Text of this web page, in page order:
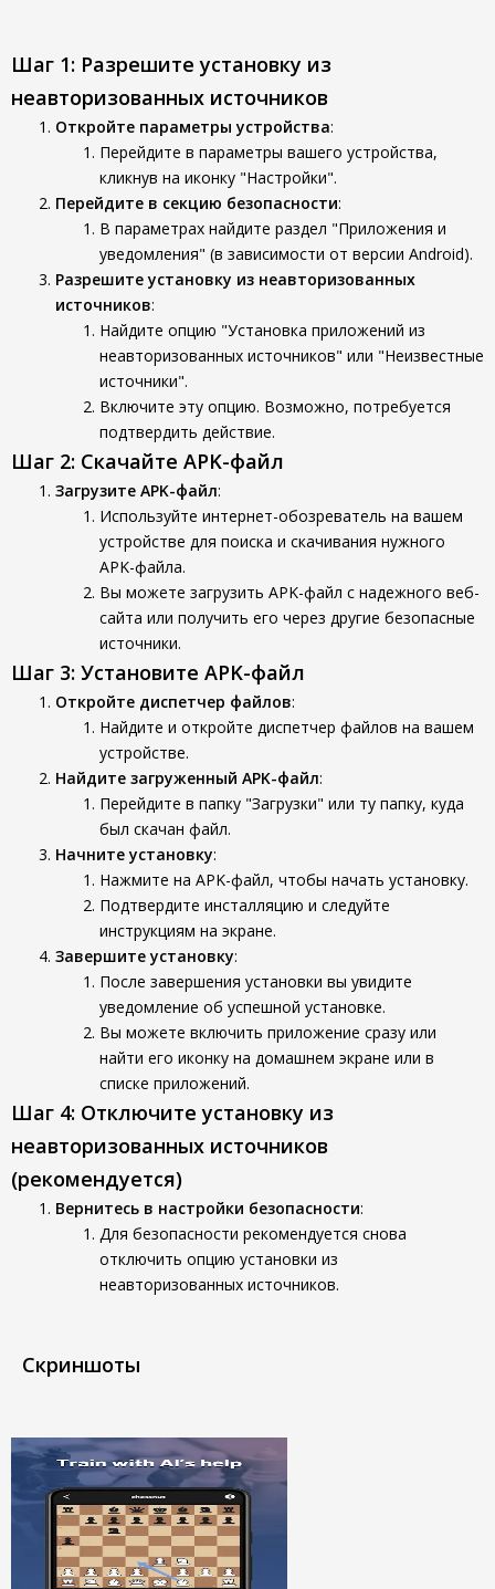
Шаг 1: Разрешите установку из
неавторизованных источников
Откройте параметры устройства:
Перейдите в параметры вашего устройства,
кликнув на иконку "Настройки".
Перейдите в секцию безопасности:
В параметрах найдите раздел "Приложения и
уведомления" (в зависимости от версии Android).
Разрешите установку из неавторизованных
источников:
Найдите опцию "Установка приложений из
неавторизованных источников" или "Неизвестные
источники".
Включите эту опцию. Возможно, потребуется
подтвердить действие.
Шаг 2: Скачайте APK-файл
Загрузите APK-файл:
Используйте интернет-обозреватель на вашем
устройстве для поиска и скачивания нужного
APK-файла.
Вы можете загрузить APK-файл с надежного веб-
сайта или получить его через другие безопасные
источники.
Шаг 3: Установите APK-файл
Откройте диспетчер файлов:
Найдите и откройте диспетчер файлов на вашем
устройстве.
Найдите загруженный APK-файл:
Перейдите в папку "Загрузки" или ту папку, куда
был скачан файл.
Начните установку:
Нажмите на APK-файл, чтобы начать установку.
Подтвердите инсталляцию и следуйте
инструкциям на экране.
Завершите установку:
После завершения установки вы увидите
уведомление об успешной установке.
Вы можете включить приложение сразу или
найти его иконку на домашнем экране или в
списке приложений.
Шаг 4: Отключите установку из
неавторизованных источников
(рекомендуется)
Вернитесь в настройки безопасности:
Для безопасности рекомендуется снова
отключить опцию установки из
неавторизованных источников.
Скриншоты